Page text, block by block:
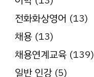
전화화상영어 (13)
채용 (13)
채용연계교육 (139)
일반 인강(5)